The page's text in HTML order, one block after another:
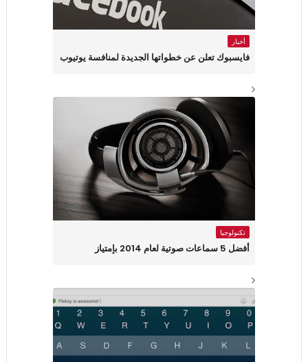
أخبار
فايسبوك تعلن عن خطواتها الجديدة لمنافسة يوتيوب
تكنولوجيا
أفضل 5 سماعات صوتية لعام 2014 بإمتياز